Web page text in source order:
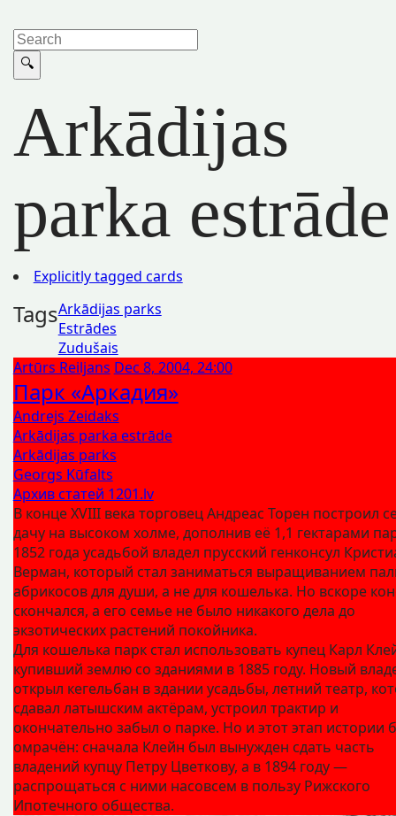
Arkādijas
parka estrāde
Explicitly tagged cards
TagsArkādijas parks
Estrādes
Zudušais
Artūrs Reiljans Dec 8, 2004, 24:00
Парк «Аркадия»
Andrejs Zeidaks
Arkādijas parka estrāde
Arkādijas parks
Georgs Kūfalts
Архив статей 1201.lv
В конце XVIII века торговец Андреас Торен построил
дачу на высоком холме, дополнив её 1,1 гектарами
1852 года усадьбой владел прусский генконсул
Верман, который стал заниматься выращиванием
абрикосов для души, а не для кошелька. Но вскоре
скончался, а его семье не было никакого дела до
экзотических растений покойника.
Для кошелька парк стал использовать купец Карл
купивший землю со зданиями в 1885 году. Новый
открыл кегельбан в здании усадьбы, летний театр,
сдавал латышским актёрам, устроил трактир и
окончательно забыл о парке. Но и этот этап истории
омрачён: сначала Клейн был вынужден сдать часть
владений купцу Петру Цветкову, а в 1894 году —
распрощаться с ними насовсем в пользу Рижского
Ипотечного общества.